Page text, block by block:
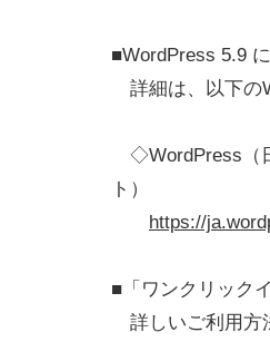
■WordPress 5.9
詳細は、以下の
◇WordPress（
ト）
https://
■「ワンクリック
詳しいご利用方